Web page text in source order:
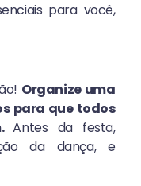
para você,
Organize uma
para que todos
Antes da festa,
da dança, e